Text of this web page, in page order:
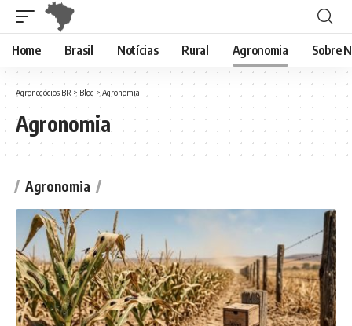
Home Brasil Notícias Rural Agronomia Sobre
Agronegócios BR > Blog > Agronomia
Agronomia
Agronomia